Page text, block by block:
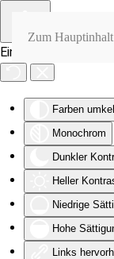
Eingabehilfen öffnen
Farben
Monochrom
Dunkler
Heller
Niedrige
Hohe
Links
Zum